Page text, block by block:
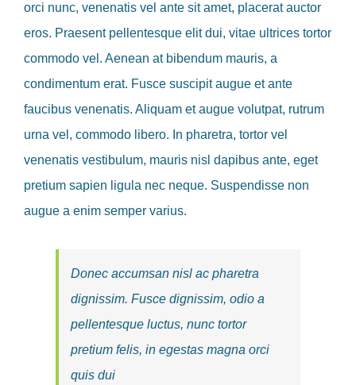
orci nunc, venenatis vel ante sit amet, placerat auctor
eros. Praesent pellentesque elit dui, vitae ultrices tortor
commodo vel. Aenean at bibendum mauris, a
condimentum erat. Fusce suscipit augue et ante
faucibus venenatis. Aliquam et augue volutpat, rutrum
urna vel, commodo libero. In pharetra, tortor vel
venenatis vestibulum, mauris nisl dapibus ante, eget
pretium sapien ligula nec neque. Suspendisse non
augue a enim semper varius.
Donec accumsan nisl ac pharetra
dignissim. Fusce dignissim, odio a
pellentesque luctus, nunc tortor
pretium felis, in egestas magna orci
quis dui